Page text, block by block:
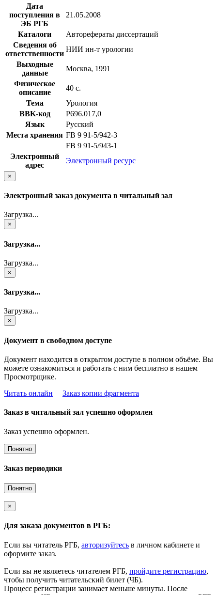
Дата
поступления в
ЭБ РГБ
21.05.2008
Каталоги
Авторефераты диссертаций
Сведения об
ответственности
НИИ ин-т урологии
Выходные
данные
Москва, 1991
Физическое
описание
40 с.
Тема
Урология
BBK-код
Р696.017,0
Язык
Русский
Места хранения FB 9 91-5/942-3
FB 9 91-5/943-1
Электронный
адрес
Электронный ресурс
×
Электронный заказ документа в читальный зал
Загрузка...
×
Загрузка...
Загрузка...
×
Загрузка...
Загрузка...
×
Документ в свободном доступе
Документ находится в открытом доступе в полном объёме. Вы
можете ознакомиться и работать с ним бесплатно в нашем
Просмотрщике.
Читать онлайн
Заказ копии фрагмента
Заказ в читальный зал успешно оформлен
Заказ успешно оформлен.
Понятно
Заказ периодики
Понятно
×
Для заказа документов в РГБ:
Если вы читатель РГБ, авторизуйтесь в личном кабинете и
оформите заказ.
Если вы не являетесь читателем РГБ, пройдите регистрацию,
чтобы получить читательский билет (ЧБ).
Процесс регистрации занимает меньше минуты. После